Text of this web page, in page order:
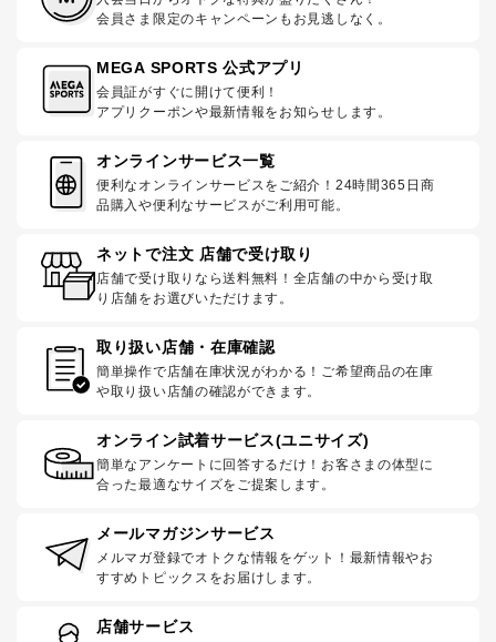
会員さま限定のキャンペーンもお見逃しなく。
MEGA SPORTS 公式アプリ
会員証がすぐに開けて便利！
アプリクーポンや最新情報をお知らせします。
オンラインサービス一覧
便利なオンラインサービスをご紹介！24時間365日商
品購入や便利なサービスがご利用可能。
ネットで注文 店舗で受け取り
店舗で受け取りなら送料無料！全店舗の中から受け取
り店舗をお選びいただけます。
取り扱い店舗・在庫確認
簡単操作で店舗在庫状況がわかる！ご希望商品の在庫
や取り扱い店舗の確認ができます。
オンライン試着サービス(ユニサイズ)
簡単なアンケートに回答するだけ！お客さまの体型に
合った最適なサイズをご提案します。
メールマガジンサービス
メルマガ登録でオトクな情報をゲット！最新情報やお
すすめトピックスをお届けします。
店舗サービス